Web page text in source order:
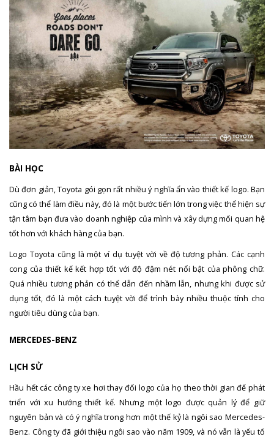
BÀI HỌC
Dù đơn giản, Toyota gói gọn rất nhiều ý nghĩa ẩn vào thiết kế logo. Bạn
cũng có thể làm điều này, đó là một bước tiến lớn trong việc thể hiện sự
tận tâm bạn đưa vào doanh nghiệp của mình và xây dựng mối quan hệ
tốt hơn với khách hàng của bạn.
Logo Toyota cũng là một ví dụ tuyệt vời về độ tương phản. Các cạnh
cong của thiết kế kết hợp tốt với độ đậm nét nổi bật của phông chữ.
Quá nhiều tương phản có thể dẫn đến nhầm lẫn, nhưng khi được sử
dụng tốt, đó là một cách tuyệt vời để trình bày nhiều thuộc tính cho
người tiêu dùng của bạn.
MERCEDES-BENZ
LỊCH SỬ
Hầu hết các công ty xe hơi thay đổi logo của họ theo thời gian để phát
triển với xu hướng thiết kế. Nhưng một logo được quản lý để giữ
nguyên bản và có ý nghĩa trong hơn một thế kỷ là ngôi sao Mercedes-
Benz. Công ty đã giới thiệu ngôi sao vào năm 1909, và nó vẫn là yếu tố